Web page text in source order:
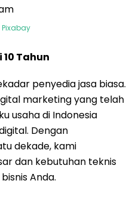
Pixabay
Tahun
penyedia jasa biasa.
marketing yang telah
usaha di Indonesia
Dengan
dekade, kami
dan kebutuhan teknis
Anda.